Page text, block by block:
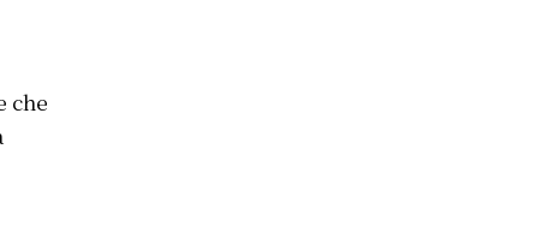
che